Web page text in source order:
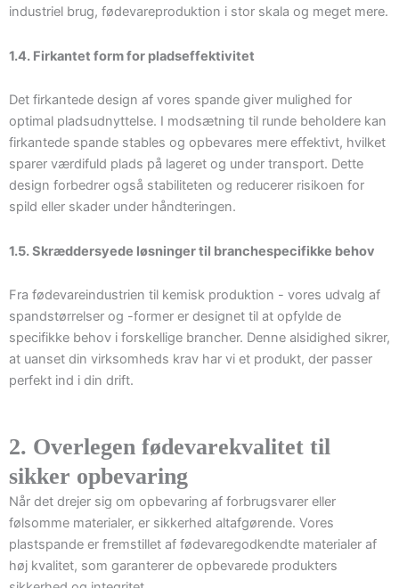
industriel brug, fødevareproduktion i stor skala og meget mere.
1.4. Firkantet form for pladseffektivitet
Det firkantede design af vores spande giver mulighed for
optimal pladsudnyttelse. I modsætning til runde beholdere kan
firkantede spande stables og opbevares mere effektivt, hvilket
sparer værdifuld plads på lageret og under transport. Dette
design forbedrer også stabiliteten og reducerer risikoen for
spild eller skader under håndteringen.
1.5. Skræddersyede løsninger til branchespecifikke behov
Fra fødevareindustrien til kemisk produktion - vores udvalg af
spandstørrelser og -former er designet til at opfylde de
specifikke behov i forskellige brancher. Denne alsidighed sikrer,
at uanset din virksomheds krav har vi et produkt, der passer
perfekt ind i din drift.
2. Overlegen fødevarekvalitet til
sikker opbevaring
Når det drejer sig om opbevaring af forbrugsvarer eller
følsomme materialer, er sikkerhed altafgørende. Vores
plastspande er fremstillet af fødevaregodkendte materialer af
høj kvalitet, som garanterer de opbevarede produkters